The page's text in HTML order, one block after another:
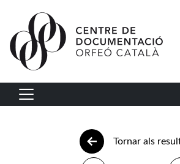
Vés al contingut
Navegació principal
Tornar als